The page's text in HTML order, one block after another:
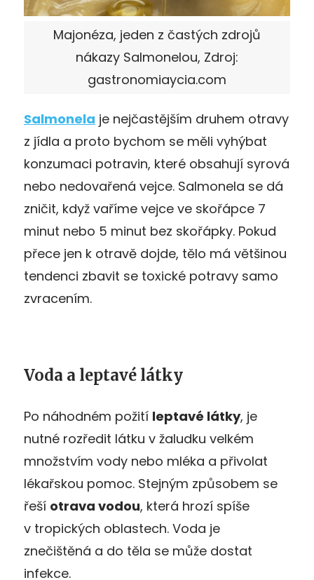
Majonéza, jeden z častých zdrojů
nákazy Salmonelou, Zdroj:
gastronomiaycia.com
Salmonela je nejčastějším druhem otravy
z jídla a proto bychom se měli vyhýbat
konzumaci potravin, které obsahují syrová
nebo nedovařená vejce. Salmonela se dá
zničit, když vaříme vejce ve skořápce 7
minut nebo 5 minut bez skořápky. Pokud
přece jen k otravě dojde, tělo má většinou
tendenci zbavit se toxické potravy samo
zvracením.
Voda a leptavé látky
Po náhodném požití leptavé látky, je
nutné rozředit látku v žaludku velkém
množstvím vody nebo mléka a přivolat
lékařskou pomoc. Stejným způsobem se
řeší otrava vodou, která hrozí spíše
v tropických oblastech. Voda je
znečištěná a do těla se může dostat
infekce.